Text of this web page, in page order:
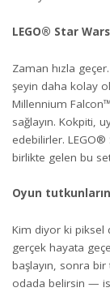
LEGO® Star
Zaman hızla
şeyin daha kolay
Millennium
sağlayın. Kokpiti,
edebilirler. LEGO®
birlikte gelen bu
Oyun
Kim diyor ki piksel
gerçek hayata
başlayın, sonra
odada belirsin —